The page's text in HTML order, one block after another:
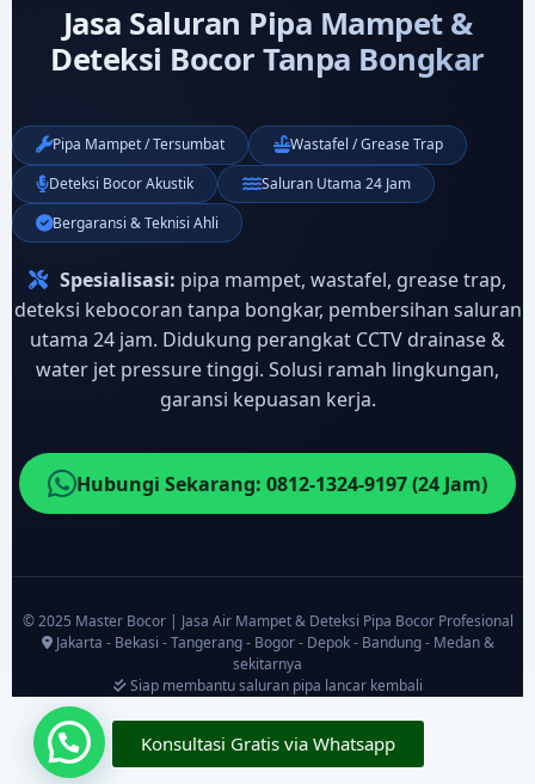
Jasa Saluran Pipa Mampet &
Deteksi Bocor Tanpa Bongkar
Pipa Mampet / Tersumbat
Wastafel / Grease Trap
Deteksi Bocor Akustik
Saluran Utama 24 Jam
Bergaransi & Teknisi Ahli
Spesialisasi: pipa mampet, wastafel, grease trap,
deteksi kebocoran tanpa bongkar, pembersihan saluran
utama 24 jam. Didukung perangkat CCTV drainase &
water jet pressure tinggi. Solusi ramah lingkungan,
garansi kepuasan kerja.
Hubungi Sekarang: 0812-1324-9197 (24 Jam)
© 2025 Master Bocor | Jasa Air Mampet & Deteksi Pipa Bocor Profesional
Jakarta - Bekasi - Tangerang - Bogor - Depok - Bandung - Medan &
sekitarnya
Siap membantu saluran pipa lancar kembali
Konsultasi Gratis via Whatsapp